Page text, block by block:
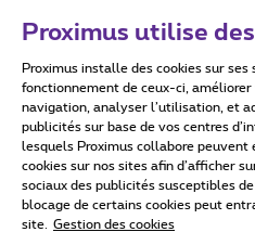
Conditions d'utilisation
Tous droits réservés. © 2026
Conditions générales, info
Proximus utilise
Proximus installe des cookies sur
fonctionnement de ceux-ci, améliorer
navigation, analyser l’utilisation, et
publicités sur base de vos centres
lesquels Proximus collabore
cookies sur nos sites afin d’afficher
sociaux des publicités susceptibles
blocage de certains cookies peut
site.
Gestion des cookies